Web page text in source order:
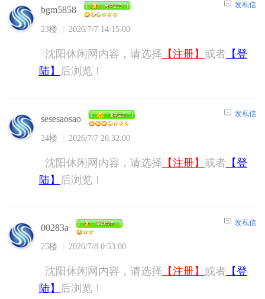
bgm5858
23楼 2026/7/7 14:15:00
发私信
沈阳休闲网内容，请选择 【注册】 或者 【登
陆】
后浏览！
sesesaosao
24楼 2026/7/7 20:32:00
发私信
沈阳休闲网内容，请选择 【注册】 或者 【登
陆】
后浏览！
00283a
25楼 2026/7/8 0:53:00
发私信
沈阳休闲网内容，请选择 【注册】 或者 【登
陆】
后浏览！